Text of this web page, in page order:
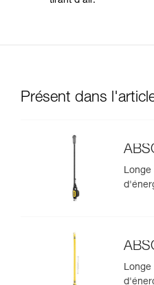
Présent dans
Longe
Longe